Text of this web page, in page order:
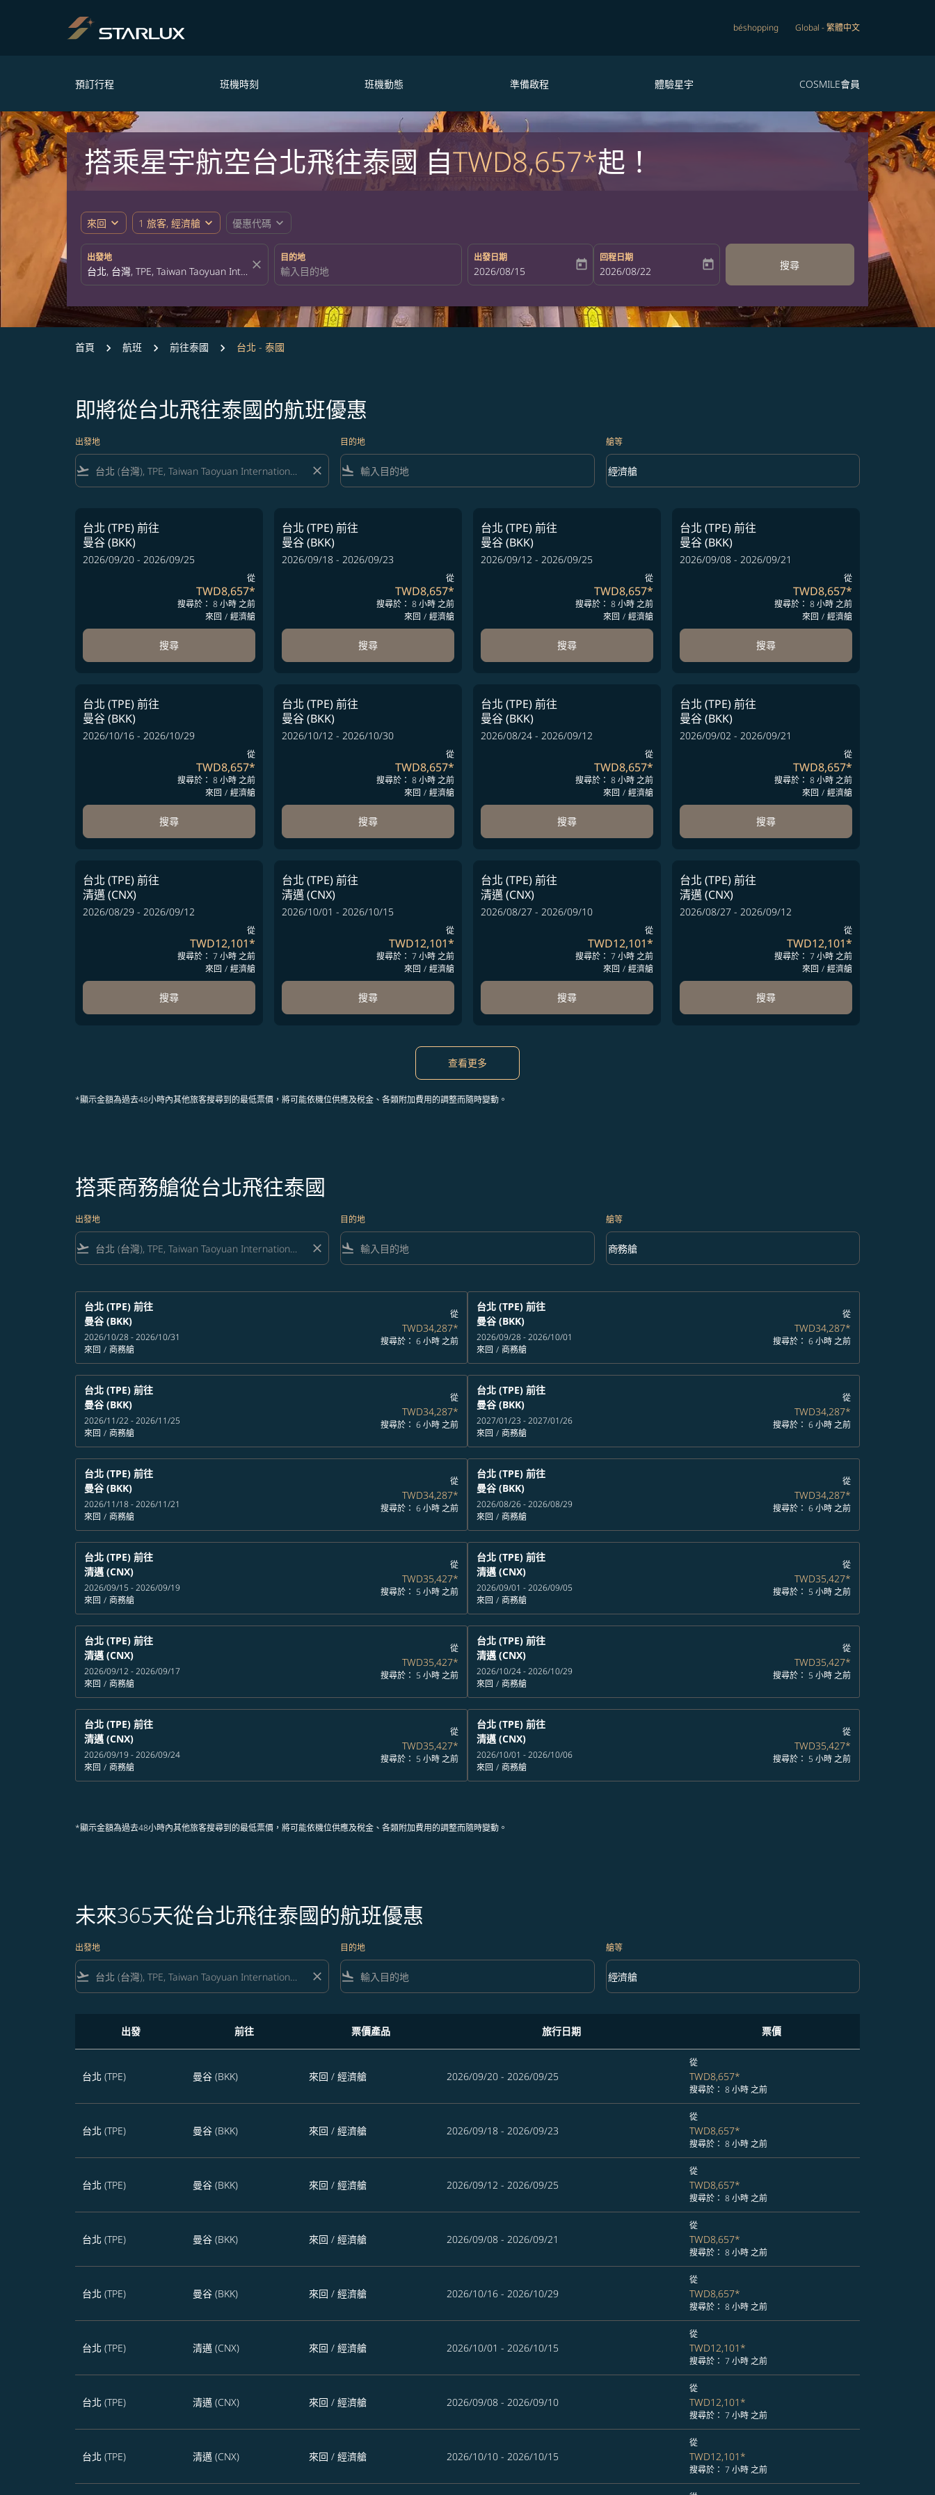
béshopping Global -繁體中文
預訂行程 班機時刻 班機動態 準備啟程 體驗星宇 COSMILE會員
搭乘星宇航空台北飛往泰國 自TWD8,657*起！
來回 expand_more 1 旅客, 經濟艙 expand_more 優惠代碼 expand_more
出發地
close
目的地 出發日期
fc-booking-departure-date-aria-label
2026/08/15 today
回程日期
fc-booking-return-date-aria-label
2026/08/22 today 搜尋
首頁 航班 前往泰國 台北 - 泰國
即將從台北飛往泰國的航班優惠
出發地
flight_takeoff close
目的地
flight_land
艙等
艙等 option 經濟艙 Selected
經濟艙
keyboard_arrow_down
台北 (TPE)前往
曼谷 (BKK)
2026/09/20 - 2026/09/25
從
TWD8,657*
搜尋於： 8 小時 之前
來回 / 經濟艙
搜尋
台北 (TPE)前往
曼谷 (BKK)
2026/09/18 - 2026/09/23
從
TWD8,657*
搜尋於： 8 小時 之前
來回 / 經濟艙
搜尋
台北 (TPE)前往
曼谷 (BKK)
2026/09/12 - 2026/09/25
從
TWD8,657*
搜尋於： 8 小時 之前
來回 / 經濟艙
搜尋
台北 (TPE)前往
曼谷 (BKK)
2026/09/08 - 2026/09/21
從
TWD8,657*
搜尋於： 8 小時 之前
來回 / 經濟艙
搜尋
台北 (TPE)前往
曼谷 (BKK)
2026/10/16 - 2026/10/29
從
TWD8,657*
搜尋於： 8 小時 之前
來回 / 經濟艙
搜尋
台北 (TPE)前往
曼谷 (BKK)
2026/10/12 - 2026/10/30
從
TWD8,657*
搜尋於： 8 小時 之前
來回 / 經濟艙
搜尋
台北 (TPE)前往
曼谷 (BKK)
2026/08/24 - 2026/09/12
從
TWD8,657*
搜尋於： 8 小時 之前
來回 / 經濟艙
搜尋
台北 (TPE)前往
曼谷 (BKK)
2026/09/02 - 2026/09/21
從
TWD8,657*
搜尋於： 8 小時 之前
來回 / 經濟艙
搜尋
台北 (TPE)前往
清邁 (CNX)
2026/08/29 - 2026/09/12
從
TWD12,101*
搜尋於： 7 小時 之前
來回 / 經濟艙
搜尋
台北 (TPE)前往
清邁 (CNX)
2026/10/01 - 2026/10/15
從
TWD12,101*
搜尋於： 7 小時 之前
來回 / 經濟艙
搜尋
台北 (TPE)前往
清邁 (CNX)
2026/08/27 - 2026/09/10
從
TWD12,101*
搜尋於： 7 小時 之前
來回 / 經濟艙
搜尋
台北 (TPE)前往
清邁 (CNX)
2026/08/27 - 2026/09/12
從
TWD12,101*
搜尋於： 7 小時 之前
來回 / 經濟艙
搜尋
查看更多
*顯示金額為過去48小時內其他旅客搜尋到的最低票價，將可能依機位供應及稅金、各類附加費用的調整而隨時變動。
搭乘商務艙從台北飛往泰國
出發地
flight_takeoff close
目的地
flight_land
艙等
艙等 option 商務艙 Selected
商務艙
keyboard_arrow_down
台北 (TPE) 前往
曼谷 (BKK)
2026/10/28 - 2026/10/31
來回 / 商務艙
從
TWD34,287*
搜尋於： 6 小時 之前
台北 (TPE) 前往
曼谷 (BKK)
2026/09/28 - 2026/10/01
來回 / 商務艙
從
TWD34,287*
搜尋於： 6 小時 之前
台北 (TPE) 前往
曼谷 (BKK)
2026/11/22 - 2026/11/25
來回 / 商務艙
從
TWD34,287*
搜尋於： 6 小時 之前
台北 (TPE) 前往
曼谷 (BKK)
2027/01/23 - 2027/01/26
來回 / 商務艙
從
TWD34,287*
搜尋於： 6 小時 之前
台北 (TPE) 前往
曼谷 (BKK)
2026/11/18 - 2026/11/21
來回 / 商務艙
從
TWD34,287*
搜尋於： 6 小時 之前
台北 (TPE) 前往
曼谷 (BKK)
2026/08/26 - 2026/08/29
來回 / 商務艙
從
TWD34,287*
搜尋於： 6 小時 之前
台北 (TPE) 前往
清邁 (CNX)
2026/09/15 - 2026/09/19
來回 / 商務艙
從
TWD35,427*
搜尋於： 5 小時 之前
台北 (TPE) 前往
清邁 (CNX)
2026/09/01 - 2026/09/05
來回 / 商務艙
從
TWD35,427*
搜尋於： 5 小時 之前
台北 (TPE) 前往
清邁 (CNX)
2026/09/12 - 2026/09/17
來回 / 商務艙
從
TWD35,427*
搜尋於： 5 小時 之前
台北 (TPE) 前往
清邁 (CNX)
2026/10/24 - 2026/10/29
來回 / 商務艙
從
TWD35,427*
搜尋於： 5 小時 之前
台北 (TPE) 前往
清邁 (CNX)
2026/09/19 - 2026/09/24
來回 / 商務艙
從
TWD35,427*
搜尋於： 5 小時 之前
台北 (TPE) 前往
清邁 (CNX)
2026/10/01 - 2026/10/06
來回 / 商務艙
從
TWD35,427*
搜尋於： 5 小時 之前
*顯示金額為過去48小時內其他旅客搜尋到的最低票價，將可能依機位供應及稅金、各類附加費用的調整而隨時變動。
未來365天從台北飛往泰國的航班優惠
出發地
flight_takeoff close
目的地
flight_land
艙等
艙等 option 經濟艙 Selected
經濟艙
keyboard_arrow_down
出發 前往 票價產品 旅行日期 票價
台北 (TPE) 曼谷 (BKK) 來回 / 經濟艙 2026/09/20 - 2026/09/25
從
TWD8,657*
搜尋於： 8 小時 之前
台北 (TPE) 曼谷 (BKK) 來回 / 經濟艙 2026/09/18 - 2026/09/23
從
TWD8,657*
搜尋於： 8 小時 之前
台北 (TPE) 曼谷 (BKK) 來回 / 經濟艙 2026/09/12 - 2026/09/25
從
TWD8,657*
搜尋於： 8 小時 之前
台北 (TPE) 曼谷 (BKK) 來回 / 經濟艙 2026/09/08 - 2026/09/21
從
TWD8,657*
搜尋於： 8 小時 之前
台北 (TPE) 曼谷 (BKK) 來回 / 經濟艙 2026/10/16 - 2026/10/29
從
TWD8,657*
搜尋於： 8 小時 之前
台北 (TPE) 清邁 (CNX) 來回 / 經濟艙 2026/10/01 - 2026/10/15
從
TWD12,101*
搜尋於： 7 小時 之前
台北 (TPE) 清邁 (CNX) 來回 / 經濟艙 2026/09/08 - 2026/09/10
從
TWD12,101*
搜尋於： 7 小時 之前
台北 (TPE) 清邁 (CNX) 來回 / 經濟艙 2026/10/10 - 2026/10/15
從
TWD12,101*
搜尋於： 7 小時 之前